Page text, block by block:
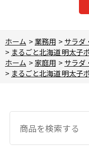
ホーム >業務用 > サラダ
> まるごと北海道 明太子
ホーム >家庭用 > サラダ
> まるごと北海道 明太子